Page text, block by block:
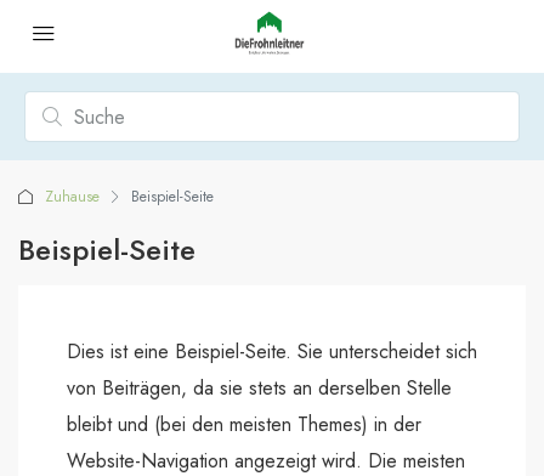
Zuhause Beispiel-Seite
Beispiel-Seite
Dies ist eine Beispiel-Seite. Sie unterscheidet sich
von Beiträgen, da sie stets an derselben Stelle
bleibt und (bei den meisten Themes) in der
Website-Navigation angezeigt wird. Die meisten